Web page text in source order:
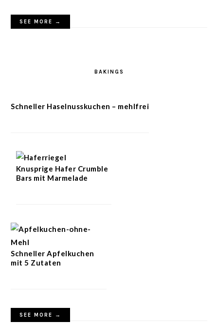
SEE MORE →
BAKINGS
Schneller Haselnusskuchen – mehlfrei
Knusprige Hafer Crumble
Bars mit Marmelade
Schneller Apfelkuchen
mit 5 Zutaten
SEE MORE →